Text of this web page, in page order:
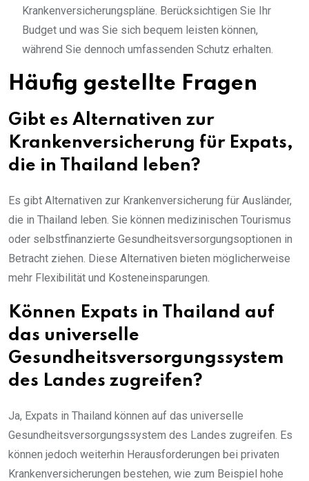
Krankenversicherungspläne. Berücksichtigen Sie Ihr
Budget und was Sie sich bequem leisten können,
während Sie dennoch umfassenden Schutz erhalten.
Häufig gestellte Fragen
Gibt es Alternativen zur
Krankenversicherung für Expats,
die in Thailand leben?
Es gibt Alternativen zur Krankenversicherung für Ausländer,
die in Thailand leben. Sie können medizinischen Tourismus
oder selbstfinanzierte Gesundheitsversorgungsoptionen in
Betracht ziehen. Diese Alternativen bieten möglicherweise
mehr Flexibilität und Kosteneinsparungen.
Können Expats in Thailand auf
das universelle
Gesundheitsversorgungssystem
des Landes zugreifen?
Ja, Expats in Thailand können auf das universelle
Gesundheitsversorgungssystem des Landes zugreifen. Es
können jedoch weiterhin Herausforderungen bei privaten
Krankenversicherungen bestehen, wie zum Beispiel hohe